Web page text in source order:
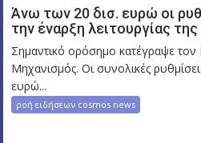
Άνω των 20 δισ. ευρώ οι
την έναρξη λειτουργίας
Σημαντικό ορόσημο κατέγραψε τον
Μηχανισμός. Οι συνολικές
ευρώ...
ροή ειδήσεων cosmos news